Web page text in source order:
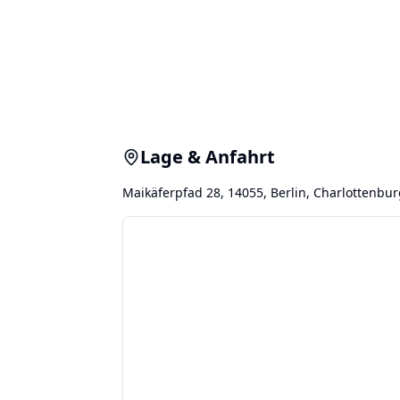
Lage & Anfahrt
Maikäferpfad 28, 14055, Berlin,